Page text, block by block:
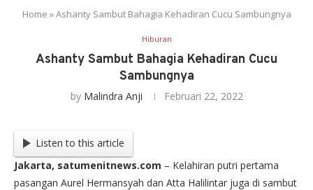
Home »Ashanty Sambut Bahagia Kehadiran Cucu Sambungnya
Hiburan
Ashanty Sambut Bahagia Kehadiran Cucu
Sambungnya
by Malindra Anji Februari 22, 2022
Listen to this article
Jakarta, satumenitnews.com – Kelahiran putri pertama
pasangan Aurel Hermansyah dan Atta Halilintar juga di sambut